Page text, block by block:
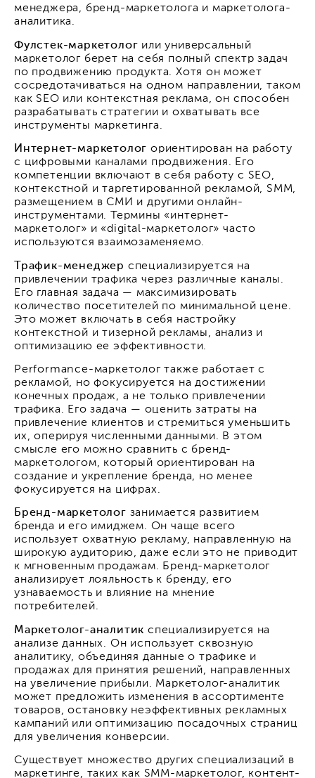
менеджера, бренд-маркетолога и маркетолога-
аналитика.
Фулстек-маркетолог или универсальный
маркетолог берет на себя полный спектр задач
по продвижению продукта. Хотя он может
сосредотачиваться на одном направлении, таком
как SEO или контекстная реклама, он способен
разрабатывать стратегии и охватывать все
инструменты маркетинга.
Интернет-маркетолог ориентирован на работу
с цифровыми каналами продвижения. Его
компетенции включают в себя работу с SEO,
контекстной и таргетированной рекламой, SMM,
размещением в СМИ и другими онлайн-
инструментами. Термины «интернет-
маркетолог» и «digital-маркетолог» часто
используются взаимозаменяемо.
Трафик-менеджер специализируется на
привлечении трафика через различные каналы.
Его главная задача — максимизировать
количество посетителей по минимальной цене.
Это может включать в себя настройку
контекстной и тизерной рекламы, анализ и
оптимизацию ее эффективности.
Performance-маркетолог также работает с
рекламой, но фокусируется на достижении
конечных продаж, а не только привлечении
трафика. Его задача — оценить затраты на
привлечение клиентов и стремиться уменьшить
их, оперируя численными данными. В этом
смысле его можно сравнить с бренд-
маркетологом, который ориентирован на
создание и укрепление бренда, но менее
фокусируется на цифрах.
Бренд-маркетолог занимается развитием
бренда и его имиджем. Он чаще всего
использует охватную рекламу, направленную на
широкую аудиторию, даже если это не приводит
к мгновенным продажам. Бренд-маркетолог
анализирует лояльность к бренду, его
узнаваемость и влияние на мнение
потребителей.
Маркетолог-аналитик специализируется на
анализе данных. Он использует сквозную
аналитику, объединяя данные о трафике и
продажах для принятия решений, направленных
на увеличение прибыли. Маркетолог-аналитик
может предложить изменения в ассортименте
товаров, остановку неэффективных рекламных
кампаний или оптимизацию посадочных страниц
для увеличения конверсии.
Существует множество других специализаций в
маркетинге, таких как SMM-маркетолог, контент-